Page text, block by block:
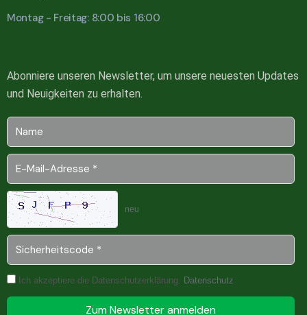
Montag - Freitag: 8:00 bis 16:00
Abonniere unseren Newsletter, um unsere neuesten Updates
und Neuigkeiten zu erhalten.
neu
Ich akzeptiere die Datenschutzerklärung. Datenschutz
Zum Newsletter anmelden